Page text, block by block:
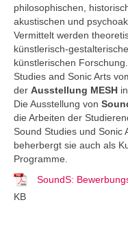
philosophischen,
akustischen und
Vermittelt werden
künstlerisch-
künstlerischen
Studies and Sonic Arts
der Ausstellung MESH
Die Ausstellung von
die Arbeiten der
Sound Studies und Sonic
beherbergt sie auch als
Programme.
SoundS:
KB